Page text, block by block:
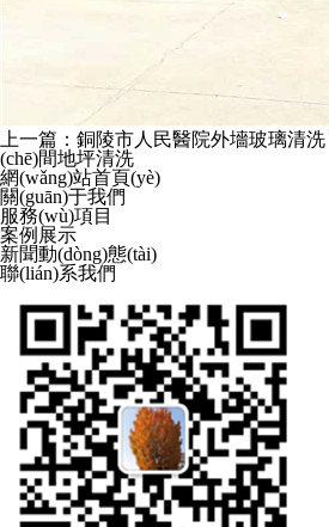
上一篇：銅陵市人民醫院外墻玻璃清洗
(chē)間地坪清洗
網(wǎng)站首頁(yè)
關(guān)于我們
服務(wù)項目
案例展示
新聞動(dòng)態(tài)
聯(lián)系我們